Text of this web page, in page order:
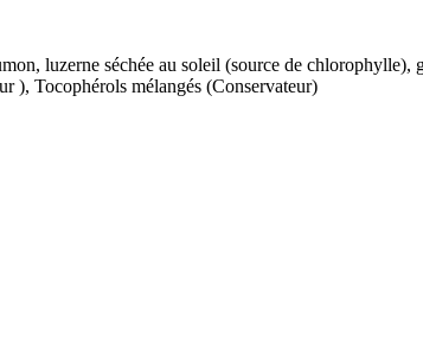
luzerne séchée au soleil (source de chlorophylle),
), Tocophérols mélangés (Conservateur)